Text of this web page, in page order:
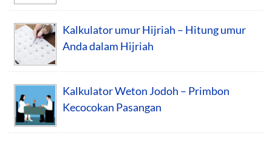
Kalkulator umur Hijriah – Hitung umur
Anda dalam Hijriah
Kalkulator Weton Jodoh – Primbon
Kecocokan Pasangan